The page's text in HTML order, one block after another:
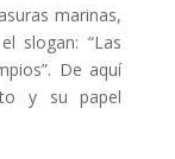
marinas,
slogan: “Las
De aquí
y su papel